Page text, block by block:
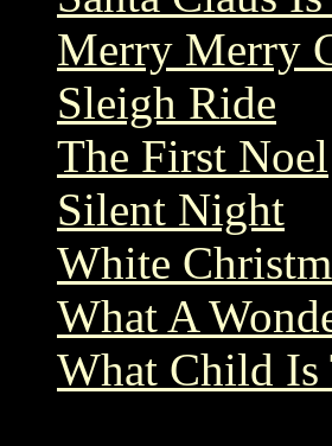
Merry Merry
Sleigh Ride
The First Noel
Silent Night
White
What A
What Child Is